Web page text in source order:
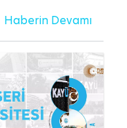
Haberin Devamı